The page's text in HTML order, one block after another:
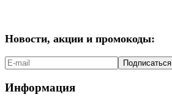
Новости, акции и промокоды:
Подписаться
Информация